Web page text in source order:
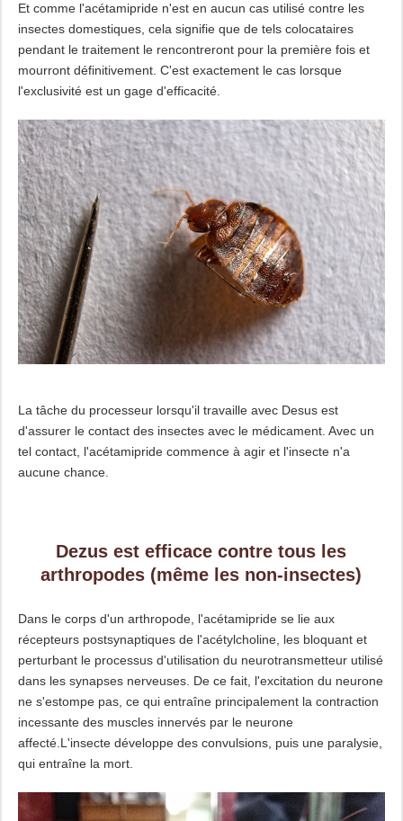
Et comme l'acétamipride n'est en aucun cas utilisé contre les
insectes domestiques, cela signifie que de tels colocataires
pendant le traitement le rencontreront pour la première fois et
mourront définitivement. C'est exactement le cas lorsque
l'exclusivité est un gage d'efficacité.
La tâche du processeur lorsqu'il travaille avec Desus est
d'assurer le contact des insectes avec le médicament. Avec un
tel contact, l'acétamipride commence à agir et l'insecte n'a
aucune chance.
Dezus est efficace contre tous les
arthropodes (même les non-insectes)
Dans le corps d'un arthropode, l'acétamipride se lie aux
récepteurs postsynaptiques de l'acétylcholine, les bloquant et
perturbant le processus d'utilisation du neurotransmetteur utilisé
dans les synapses nerveuses. De ce fait, l'excitation du neurone
ne s'estompe pas, ce qui entraîne principalement la contraction
incessante des muscles innervés par le neurone
affecté.L'insecte développe des convulsions, puis une paralysie,
qui entraîne la mort.